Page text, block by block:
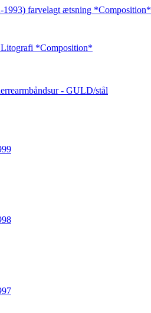
1993) farvelagt ætsning *Composition*
Litografi *Composition*
- GULD/stål